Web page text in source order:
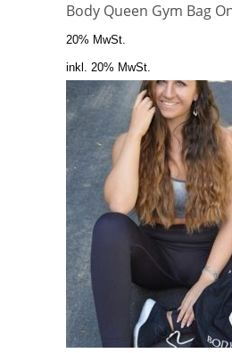
Body Queen Gym Bag
20% MwSt.
inkl. 20% MwSt.